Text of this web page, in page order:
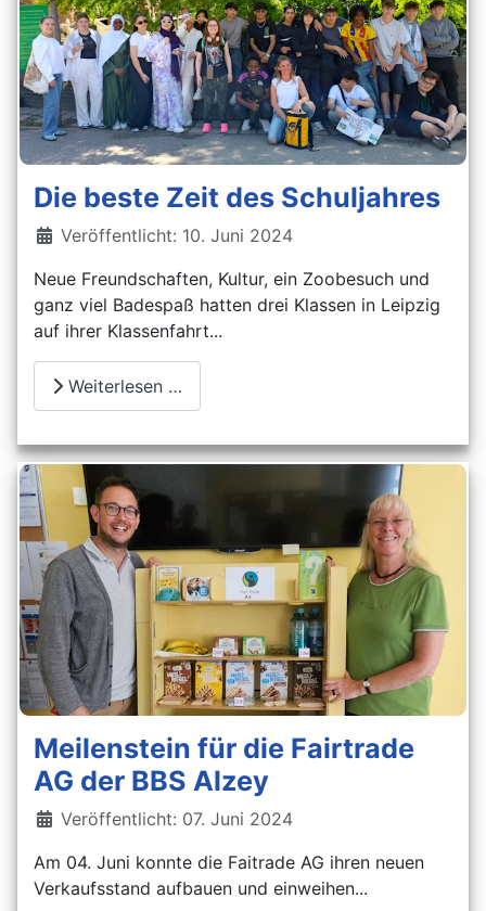
Die beste Zeit des Schuljahres
Details
Veröffentlicht: 10. Juni 2024
Neue Freundschaften, Kultur, ein Zoobesuch und
ganz viel Badespaß hatten drei Klassen in Leipzig
auf ihrer Klassenfahrt...
Weiterlesen …
Meilenstein für die Fairtrade
AG der BBS Alzey
Details
Veröffentlicht: 07. Juni 2024
Am 04. Juni konnte die Faitrade AG ihren neuen
Verkaufsstand aufbauen und einweihen...